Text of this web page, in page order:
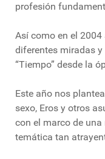
profesión
Así como en el 2004
diferentes miradas y
“Tiempo” desde la
Este año nos
sexo, Eros y otros
con el marco de
temática tan